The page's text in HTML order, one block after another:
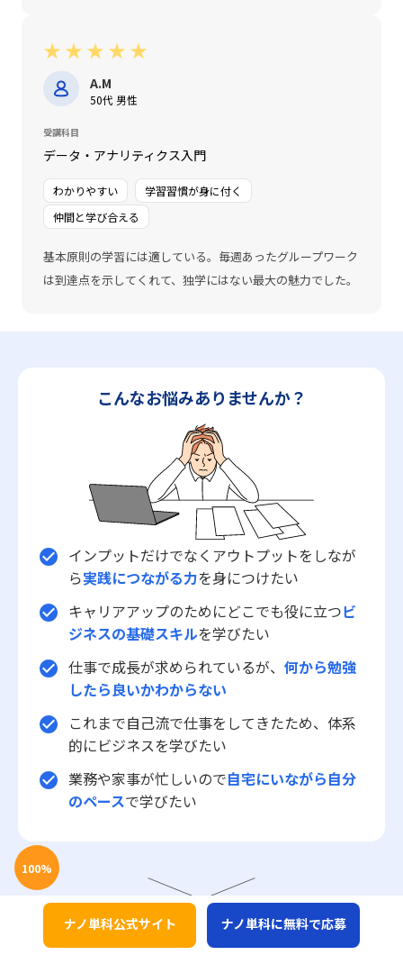
ナノ単科公式サイト ナノ単科に無料で応募
100%
★ ★ ★ ★ ★
A.M
50代 男性
受講科目
データ・アナリティクス入門
わかりやすい
学習習慣が身に付く
仲間と学び合える
基本原則の学習には適している。毎週あったグループワーク
は到達点を示してくれて、独学にはない最大の魅力でした。
こんなお悩みありませんか？
check_circle インプットだけでなくアウトプットをしなが
ら実践につながる力を身につけたい
check_circle キャリアアップのためにどこでも役に立つビ
ジネスの基礎スキルを学びたい
check_circle 仕事で成長が求められているが、 何から勉強
したら良いかわからない
check_circle
これまで自己流で仕事をしてきたため、体系
的にビジネスを学びたい
check_circle 業務や家事が忙しいので自宅にいながら自分
のペースで学びたい
グロービス経営大学院が培ってきたカリキュラム